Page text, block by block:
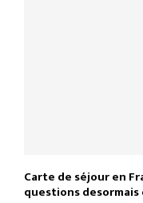
Carte de séjour en
questions